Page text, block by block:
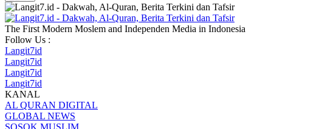
The First Modern Moslem and Independen Media in Indonesia
Follow Us :
Langit7id
Langit7id
Langit7id
Langit7id
KANAL
AL QURAN DIGITAL
GLOBAL NEWS